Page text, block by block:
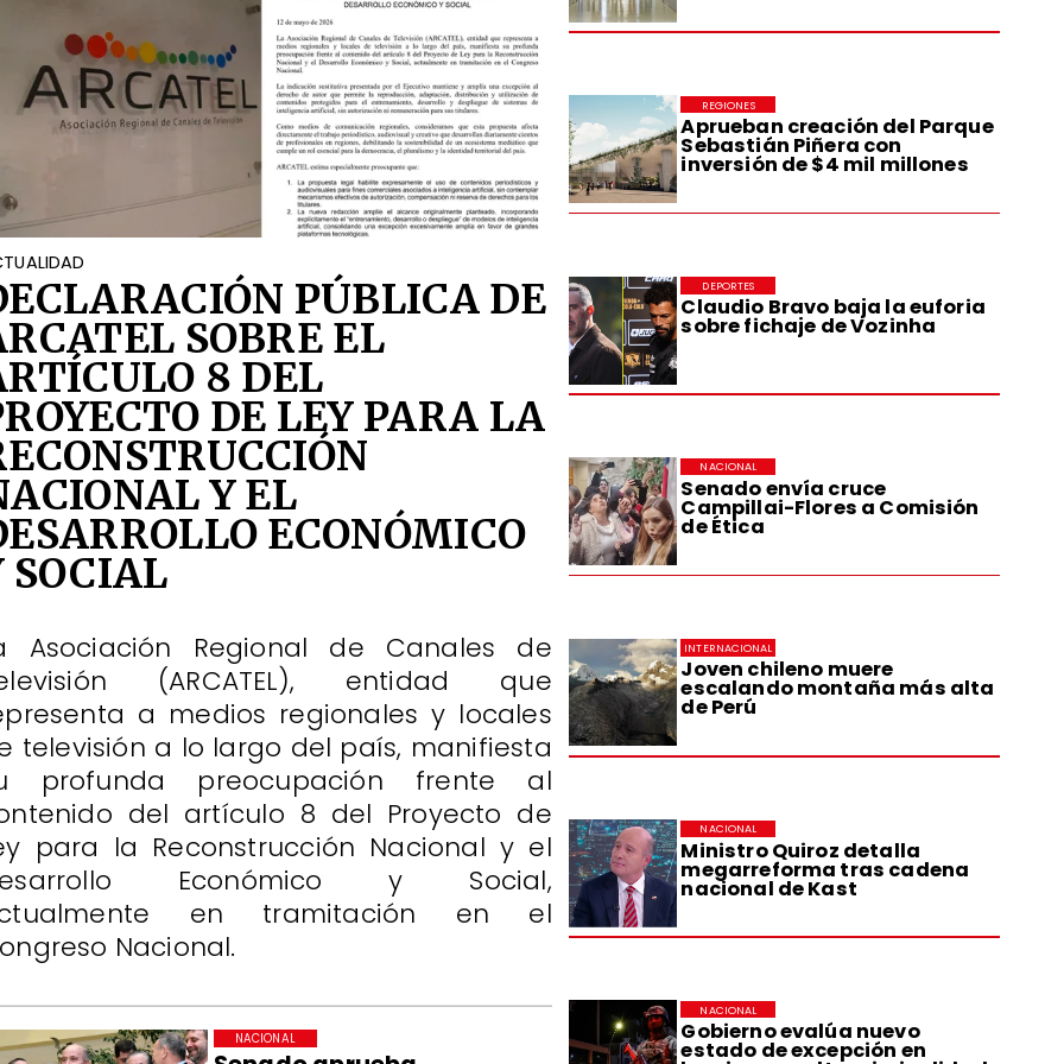
Aprueban creación del Parque
Sebastián Piñera con
inversión de $4 mil millones
REGIONES
Claudio Bravo baja la euforia
sobre fichaje de Vozinha
DEPORTES
Senado envía cruce
Campillai-Flores a Comisión
de Ética
NACIONAL
Joven chileno muere
escalando montaña más alta
de Perú
INTERNACIONAL
Ministro Quiroz detalla
megarreforma tras cadena
nacional de Kast
NACIONAL
Gobierno evalúa nuevo
estado de excepción en
NACIONAL
NACIONAL
PÚBLICA DE
SOBRE EL
8 DEL
DE LEY PARA LA
Y EL
ECONÓMICO
SOCIAL
Asociación Regional de Canales de
(ARCATEL), entidad que
a medios regionales y locales
televisión a lo largo del país, manifiesta
profunda preocupación frente al
del artículo 8 del Proyecto de
para la Reconstrucción Nacional y el
Económico y Social,
en tramitación en el
Nacional.